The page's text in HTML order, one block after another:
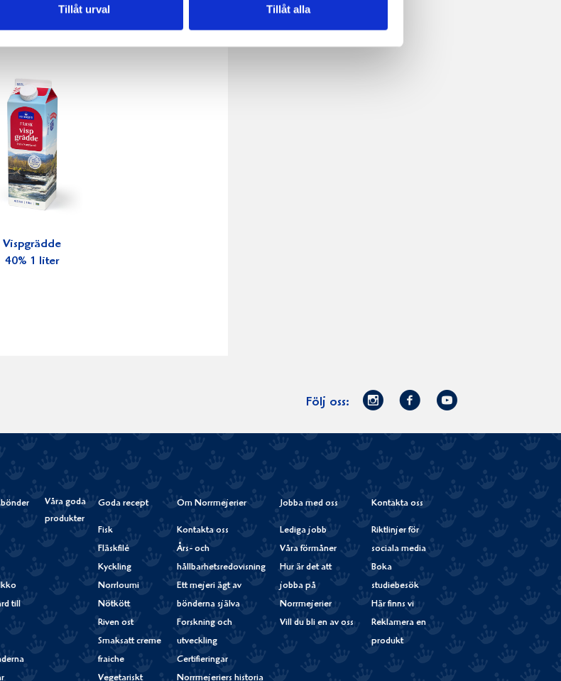
Tillåt urval Tillåt alla
Vispgrädde
40% 1 liter
Följ oss:
Norrmejerier
Instagram
Facebook
Youtube
till
Våra goda
produkter
Goda recept
Fisk
Fläskfilé
Kyckling
Norrloumi
Nötkött
Riven ost
Smaksatt creme
fraiche
Vegetariskt
Om Norrmejerier
Kontakta oss
Års- och
hållbarhetsredovisning
Ett mejeri ägt av
bönderna själva
Forskning och
utveckling
Certifieringar
Norrmejeriers historia
Jobba med oss
Lediga jobb
Våra förmåner
Hur är det att
jobba på
Norrmejerier
Vill du bli en av oss
Kontakta oss
Riktlinjer för
sociala media
Boka
studiebesök
Här finns vi
Reklamera en
produkt